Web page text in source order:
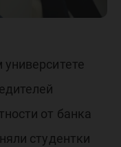
от банка
студентки